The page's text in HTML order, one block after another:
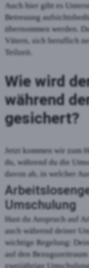
Auch hier gibt es
Betreuung
übernommen werden.
Vätern, sich beruflich
Teilzeit.
Wie wird
während
gesichert?
Jetzt kommen wir zum
du, während du die
davon ab, in welcher
Umschulung
Hast du Anspruch auf
auch während deiner
wichtige Regelung:
auf den
zweijährige